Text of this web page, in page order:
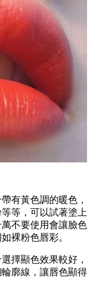
有黃色調的暖色，
等，可以試著塗上
不要使用會讓臉色
裸粉色唇彩。
擇顯色效果較好，
廓線，讓唇色顯得